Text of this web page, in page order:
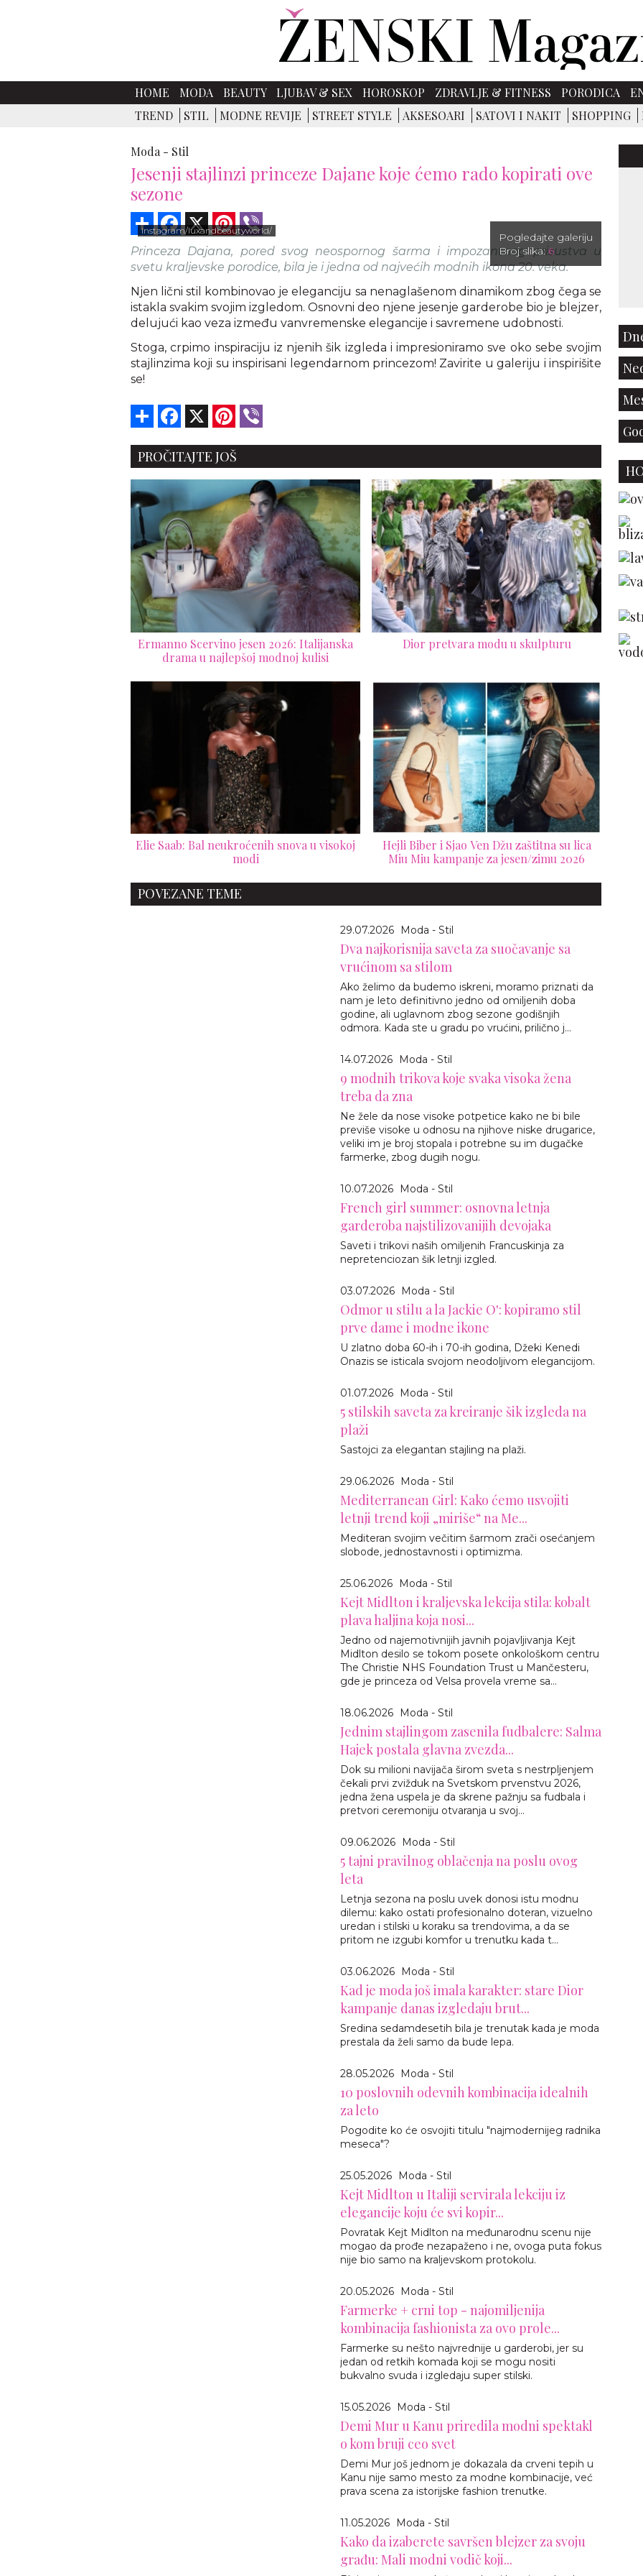
HOME MODA BEAUTY LJUBAV & SEX HOROSKOP ZDRAVLJE & FITNESS PORODICA
TREND
STIL MODNE REVIJE STREET STYLE AKSESOARI SATOVI I NAKIT SHOPPING
Moda - Stil
Jesenji stajlinzi princeze Dajane koje ćemo rado kopirati ove
sezone
Share Facebook Pinterest
instagram/luxandbeautyworld/
Pogledajte galeriju
Broj slika:6
Princeza Dajana, pored svog neospornog šarma i impozantnog prisustva u
svetu kraljevske porodice, bila je i jedna od najvećih modnih ikona 20. veka.
Njen lični stil kombinovao je eleganciju sa nenaglašenom dinamikom zbog čega se
istakla svakim svojim izgledom. Osnovni deo njene jesenje garderobe bio je blejzer,
delujući kao veza između vanvremenske elegancije i savremene udobnosti.
Stoga, crpimo inspiraciju iz njenih šik izgleda i impresioniramo sve oko sebe svojim
stajlinzima koji su inspirisani legendarnom princezom! Zavirite u galeriju i inspirišite
se!
Share Facebook Pinterest
PROČITAJTE JOŠ
Ermanno Scervino jesen 2026: Italijanska
drama u najlepšoj modnoj kulisi
Dior pretvara modu u skulpturu
Elie Saab: Bal neukroćenih snova u visokoj
modi
Hejli Biber i Sjao Ven Džu zaštitna su lica
Miu Miu kampanje za jesen/zimu 2026
POVEZANE TEME
29.07.2026 Moda - Stil
Dva najkorisnija saveta za suočavanje sa
vrućinom sa stilom
Ako želimo da budemo iskreni, moramo priznati da
nam je leto definitivno jedno od omiljenih doba
godine, ali uglavnom zbog sezone godišnjih
odmora. Kada ste u gradu po vrućini, prilično j...
14.07.2026 Moda - Stil
9 modnih trikova koje svaka visoka žena
treba da zna
Ne žele da nose visoke potpetice kako ne bi bile
previše visoke u odnosu na njihove niske drugarice,
veliki im je broj stopala i potrebne su im dugačke
farmerke, zbog dugih nogu.
10.07.2026 Moda - Stil
French girl summer: osnovna letnja
garderoba najstilizovanijih devojaka
Saveti i trikovi naših omiljenih Francuskinja za
nepretenciozan šik letnji izgled.
03.07.2026 Moda - Stil
Odmor u stilu a la Jackie O': kopiramo stil
prve dame i modne ikone
U zlatno doba 60-ih i 70-ih godina, Džeki Kenedi
Onazis se isticala svojom neodoljivom elegancijom.
01.07.2026 Moda - Stil
5 stilskih saveta za kreiranje šik izgleda na
plaži
Sastojci za elegantan stajling na plaži.
29.06.2026 Moda - Stil
Mediterranean Girl: Kako ćemo usvojiti
letnji trend koji „miriše“ na Me...
Mediteran svojim večitim šarmom zrači osećanjem
slobode, jednostavnosti i optimizma.
25.06.2026 Moda - Stil
Kejt Midlton i kraljevska lekcija stila: kobalt
plava haljina koja nosi...
Jedno od najemotivnijih javnih pojavljivanja Kejt
Midlton desilo se tokom posete onkološkom centru
The Christie NHS Foundation Trust u Mančesteru,
gde je princeza od Velsa provela vreme sa...
18.06.2026 Moda - Stil
Jednim stajlingom zasenila fudbalere: Salma
Hajek postala glavna zvezda...
Dok su milioni navijača širom sveta s nestrpljenjem
čekali prvi zvižduk na Svetskom prvenstvu 2026,
jedna žena uspela je da skrene pažnju sa fudbala i
pretvori ceremoniju otvaranja u svoj...
09.06.2026 Moda - Stil
5 tajni pravilnog oblačenja na poslu ovog
leta
Letnja sezona na poslu uvek donosi istu modnu
dilemu: kako ostati profesionalno doteran, vizuelno
uredan i stilski u koraku sa trendovima, a da se
pritom ne izgubi komfor u trenutku kada t...
03.06.2026 Moda - Stil
Kad je moda još imala karakter: stare Dior
kampanje danas izgledaju brut...
Sredina sedamdesetih bila je trenutak kada je moda
prestala da želi samo da bude lepa.
28.05.2026 Moda - Stil
10 poslovnih odevnih kombinacija idealnih
za leto
Pogodite ko će osvojiti titulu "najmodernijeg radnika
meseca"?
25.05.2026 Moda - Stil
Kejt Midlton u Italiji servirala lekciju iz
elegancije koju će svi kopir...
Povratak Kejt Midlton na međunarodnu scenu nije
mogao da prođe nezapaženo i ne, ovoga puta fokus
nije bio samo na kraljevskom protokolu.
20.05.2026 Moda - Stil
Farmerke + crni top - najomiljenija
kombinacija fashionista za ovo prole...
Farmerke su nešto najvrednije u garderobi, jer su
jedan od retkih komada koji se mogu nositi
bukvalno svuda i izgledaju super stilski.
15.05.2026 Moda - Stil
Demi Mur u Kanu priredila modni spektakl
o kom bruji ceo svet
Demi Mur još jednom je dokazala da crveni tepih u
Kanu nije samo mesto za modne kombinacije, već
prava scena za istorijske fashion trenutke.
11.05.2026 Moda - Stil
Kako da izaberete savršen blejzer za svoju
građu: Mali modni vodič koji...